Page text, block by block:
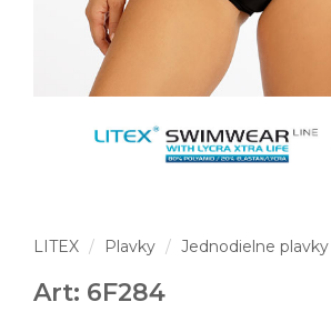
LITEX Plavky Jednodielne plavky
Art: 6F284